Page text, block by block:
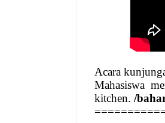
Acara
Mahasiswa
kitchen. /